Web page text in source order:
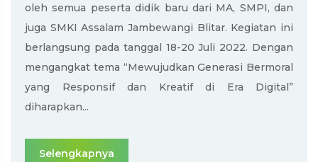
oleh semua peserta didik baru dari MA, SMPI, dan
juga SMKI Assalam Jambewangi Blitar. Kegiatan ini
berlangsung pada tanggal 18-20 Juli 2022. Dengan
mengangkat tema “Mewujudkan Generasi Bermoral
yang Responsif dan Kreatif di Era Digital”
diharapkan...
Selengkapnya